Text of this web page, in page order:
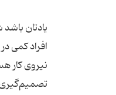
افراد کمی
نیروی کار